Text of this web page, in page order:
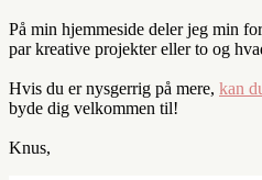
På min hjemmeside deler jeg min
par kreative projekter eller to og
Hvis du er nysgerrig på mere, kan
byde dig velkommen til!
Knus,